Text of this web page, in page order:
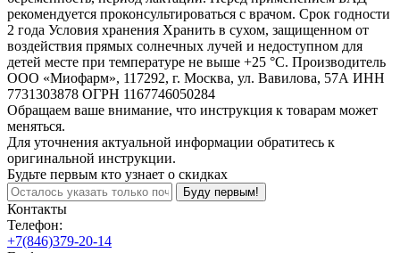
рекомендуется проконсультироваться с врачом. Срок годности
2 года Условия хранения Хранить в сухом, защищенном от
воздействия прямых солнечных лучей и недоступном для
детей месте при температуре не выше +25 °С. Производитель
ООО «Миофарм», 117292, г. Москва, ул. Вавилова, 57А ИНН
7731303878 ОГРН 1167746050284
Обращаем ваше внимание, что инструкция к товарам может
меняться.
Для уточнения актуальной информации обратитесь к
оригинальной инструкции.
Будьте первым кто узнает о скидках
Буду первым!
Контакты
Телефон:
+7(846)379-20-14